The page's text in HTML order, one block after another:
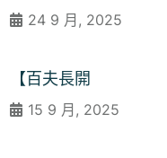
24 9 月, 2025
【百夫長開
15 9 月, 2025